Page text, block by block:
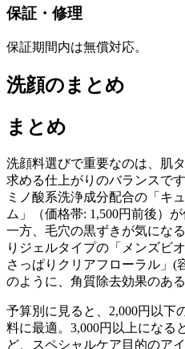
保証・修理
保証期間内は無償対応。
洗顔のまとめ
まとめ
洗顔料選びで重要なのは、肌
求める仕上がりのバランスで
ミノ酸系洗浄成分配合の「キ
ム」（価格帯: 1,500円前後）
一方、毛穴の黒ずきが気にな
りジェルタイプの「メンズビ
さっぱりクリアフローラル」(
のように、角質除去効果のあ
予算別に見ると、2,000円以下
料に最適。3,000円以上になる
ど、スペシャルケア目的のア